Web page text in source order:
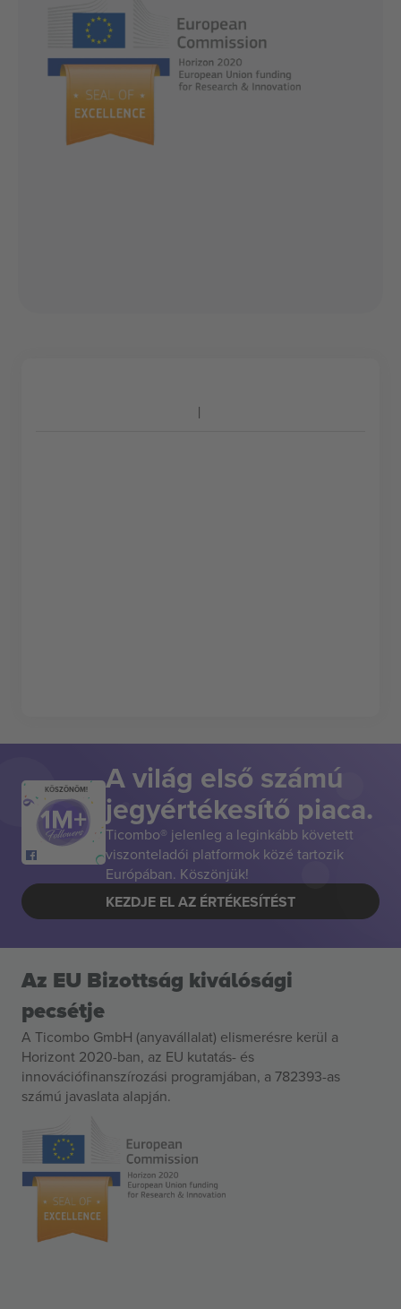
KÖSZÖNÖM! A világ első számú
jegyértékesítő piaca.
Ticombo® jelenleg a leginkább követett
viszonteladói platformok közé tartozik
Európában. Köszönjük!
KEZDJE EL AZ ÉRTÉKESÍTÉST
Az EU Bizottság kiválósági
pecsétje
A Ticombo GmbH (anyavállalat) elismerésre kerül a
Horizont 2020-ban, az EU kutatás- és
innovációfinanszírozási programjában, a 782393-as
számú javaslata alapján.